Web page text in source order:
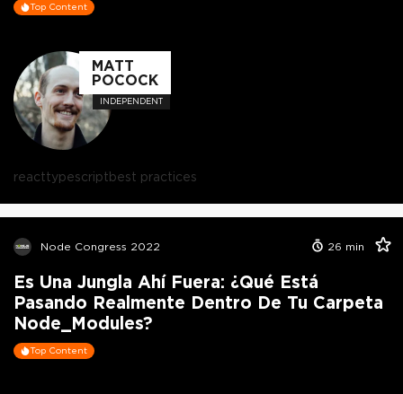
Top Content
MATT
POCOCK
INDEPENDENT
reacttypescriptbest practices
Node Congress 2022 26 min
Es Una Jungla Ahí Fuera: ¿Qué Está
Pasando Realmente Dentro De Tu Carpeta
Node_Modules?
Top Content